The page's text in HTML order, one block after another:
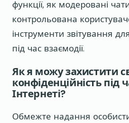
функції, як модеровані
контрольована
інструменти звітування для
під час взаємодії.
Як я можу захистити
конфіденційність під
Інтернеті?
Обмежте надання